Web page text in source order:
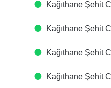
Kağıthane Şehit
Kağıthane Şehit
Kağıthane Şehit
Kağıthane Şehit